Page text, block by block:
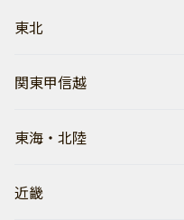
東北
関東甲信越
東海・北陸
近畿